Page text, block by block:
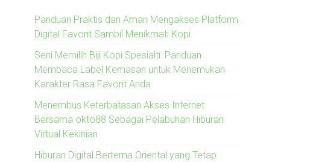
Panduan Praktis dan Aman Mengakses Platform
Digital Favorit Sambil Menikmati Kopi
Seni Memilih Biji Kopi Spesialti: Panduan
Membaca Label Kemasan untuk Menemukan
Karakter Rasa Favorit Anda
Menembus Keterbatasan Akses Internet
Bersama okto88 Sebagai Pelabuhan Hiburan
Virtual Kekinian
Hiburan Digital Bertema Oriental yang Tetap